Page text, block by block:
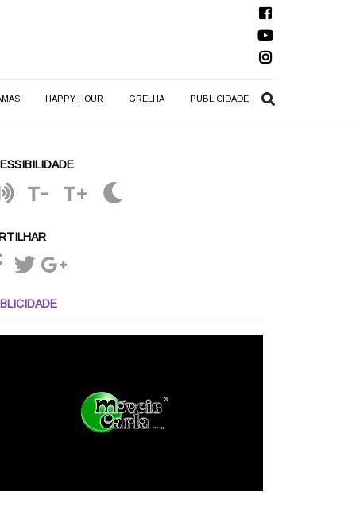
HAPPY HOUR GRELHA PUBLICIDADE
T- T+